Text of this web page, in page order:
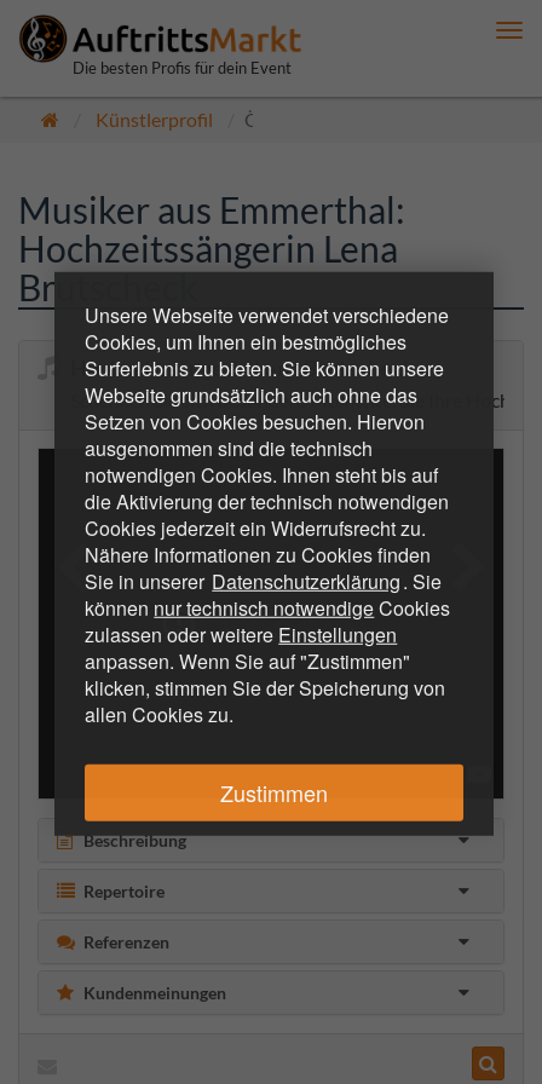
Unsere Webseite verwendet verschiedene
Cookies, um Ihnen ein bestmögliches
Surferlebnis zu bieten. Sie können unsere
Webseite grundsätzlich auch ohne das
Setzen von Cookies besuchen. Hiervon
ausgenommen sind die technisch
notwendigen Cookies. Ihnen steht bis auf
die Aktivierung der technisch notwendigen
Cookies jederzeit ein Widerrufsrecht zu.
Nähere Informationen zu Cookies finden
Sie in unserer Datenschutzerklärung. Sie
können nur technisch notwendigeCookies
zulassen oder weitere Einstellungen
anpassen. Wenn Sie auf "Zustimmen"
klicken, stimmen Sie der Speicherung von
allen Cookies zu.
Zustimmen
Die besten Profis für dein Event
Künstlerprofil Öffentlich
Musiker aus Emmerthal:
Hochzeitssängerin Lena
Brutscheck
Hochzeitssängerin Lena Brutscheck
Schenken Sie sich besondere Momente, die Ihre
Beschreibung
Repertoire
Referenzen
Kundenmeinungen